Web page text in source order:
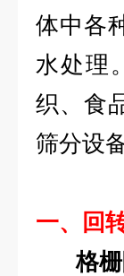
体中各
水处理
织、食
筛分设
一、回
格